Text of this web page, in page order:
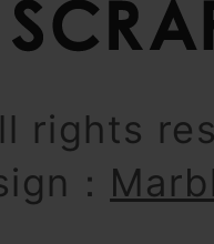
rights
：